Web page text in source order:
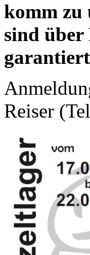
komm zu
sind über
Reiser